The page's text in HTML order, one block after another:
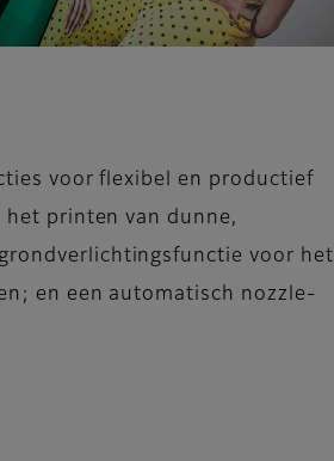
voor flexibel en productief
printen van dunne,
voor het
en een automatisch nozzle-